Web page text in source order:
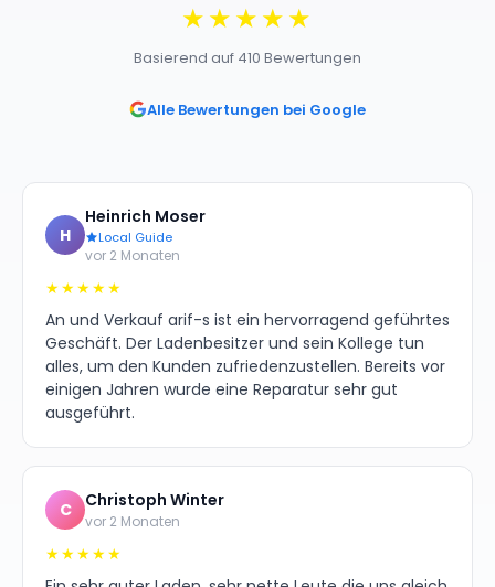
★★★★★
Basierend auf 410 Bewertungen
Alle Bewertungen bei Google
H
Heinrich Moser
Local Guide
vor 2 Monaten
★★★★★
An und Verkauf arif-s ist ein hervorragend geführtes
Geschäft. Der Ladenbesitzer und sein Kollege tun
alles, um den Kunden zufriedenzustellen. Bereits vor
einigen Jahren wurde eine Reparatur sehr gut
ausgeführt.
C Christoph Winter
vor 2 Monaten
★★★★★